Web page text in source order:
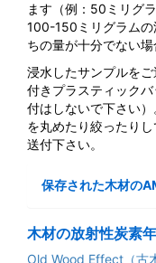
ます（例：50ミリグ
100-150ミリグラムの
ちの量が十分でない場
浸水したサンプルを
付きプラスティック
付はしないで下さい
を丸めたり絞ったり
送付下さい。
保存された木材の
木材の放射性炭素
Old Wood Effect（古